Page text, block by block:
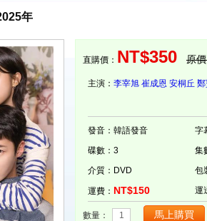
年
直購價： NT$350 原
主演： 李宰旭 崔成恩 安桐丘 鄭
發音：韓語發音
字
碟數：3
集
介質：DVD
包
運費： NT$150 運
數量：